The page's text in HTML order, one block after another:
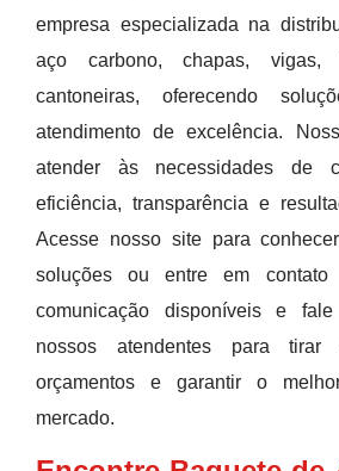
empresa especializada na
aço carbono, chapas,
cantoneiras, oferecendo
atendimento de excelência.
atender às necessidades de
eficiência, transparência e
Acesse nosso site para
soluções ou entre em
comunicação disponíveis e
nossos atendentes para tirar
orçamentos e garantir o
mercado.